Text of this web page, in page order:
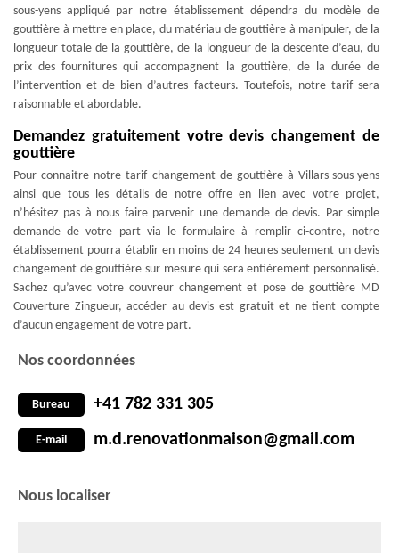
sous-yens appliqué par notre établissement dépendra du modèle de
gouttière à mettre en place, du matériau de gouttière à manipuler, de la
longueur totale de la gouttière, de la longueur de la descente d’eau, du
prix des fournitures qui accompagnent la gouttière, de la durée de
l’intervention et de bien d’autres facteurs. Toutefois, notre tarif sera
raisonnable et abordable.
Demandez gratuitement votre devis changement de
gouttière
Pour connaitre notre tarif changement de gouttière à Villars-sous-yens
ainsi que tous les détails de notre offre en lien avec votre projet,
n’hésitez pas à nous faire parvenir une demande de devis. Par simple
demande de votre part via le formulaire à remplir ci-contre, notre
établissement pourra établir en moins de 24 heures seulement un devis
changement de gouttière sur mesure qui sera entièrement personnalisé.
Sachez qu’avec votre couvreur changement et pose de gouttière MD
Couverture Zingueur, accéder au devis est gratuit et ne tient compte
d’aucun engagement de votre part.
Nos coordonnées
Bureau +41 782 331 305
E-mail m.d.renovationmaison@gmail.com
Nous localiser